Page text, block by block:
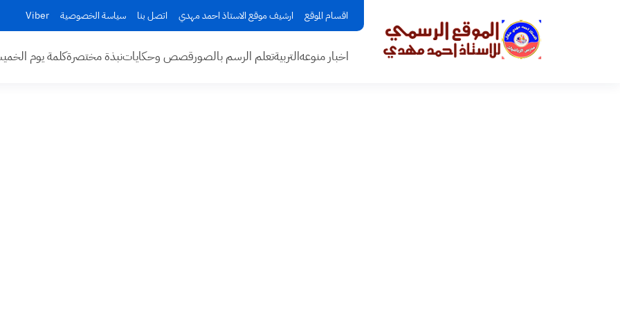
اقسام الموقع ارشيف موقع الاستاذ احمد مهدي اتصل بنا سياسة الخصوصية Viber
اخبار منوعهالتربيةتعلم الرسم بالصورقصص وحكاياتنبذة مختصرةكلمة يوم